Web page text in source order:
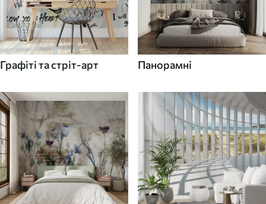
Графіті та стріт-арт Панорамні